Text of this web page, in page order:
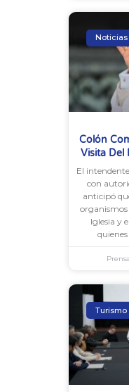
Noticias
Colón
Visita Del
El
con
anticipó
organismos
Iglesia y
Turismo